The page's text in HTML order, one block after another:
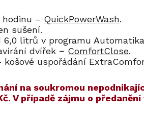
– QuickPowerWash.
sušení.
litrů v programu
dvířek − ComfortClose.
uspořádání
na soukromou
. V případě zájmu o